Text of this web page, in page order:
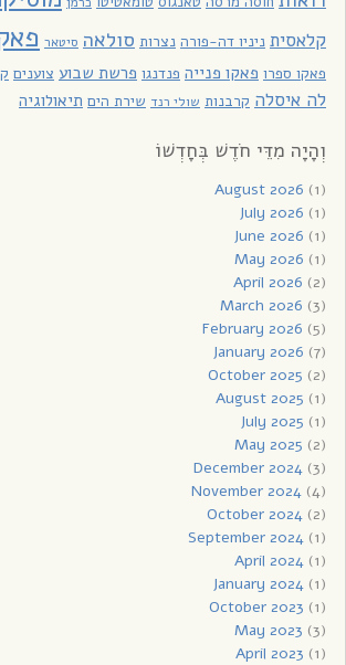
קלאסית ניניו דה-פורה נצרות סולאה סיטאר
פאקו ספרו פאקו פנייה פנדנגו פרשת שבוע צוענים
לה איסלה קרבנות שולי רנד שירת הים תיאולוגיה
וְהָיָה מִדֵּי חֹדֶשׁ בְּחָדְשׁוֹ
August 2026 (1)
July 2026 (1)
June 2026 (1)
May 2026 (1)
April 2026 (2)
March 2026 (3)
February 2026 (5)
January 2026 (7)
October 2025 (2)
August 2025 (1)
July 2025 (1)
May 2025 (2)
December 2024(3)
November 2024(4)
October 2024(2)
September 2024(1)
April 2024(1)
January 2024(1)
October 2023 (1)
May 2023 (3)
April 2023 (1)